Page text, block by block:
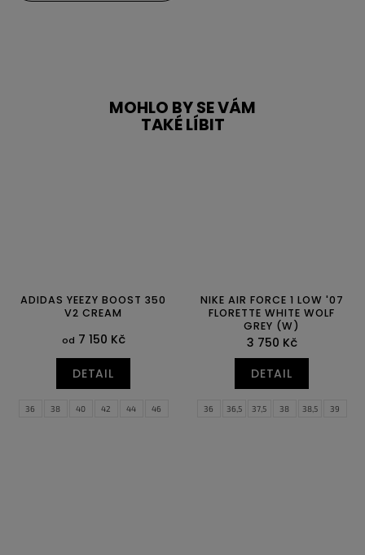
MOHLO BY SE VÁM
TAKÉ LÍBIT
ADIDAS YEEZY BOOST 350
V2 CREAM
od 7 150 Kč
DETAIL
36 38 40 42 44 46
NIKE AIR FORCE 1 LOW '07
FLORETTE WHITE WOLF
GREY (W)
3 750 Kč
DETAIL
36 36,5 37,5 38 38,5
39